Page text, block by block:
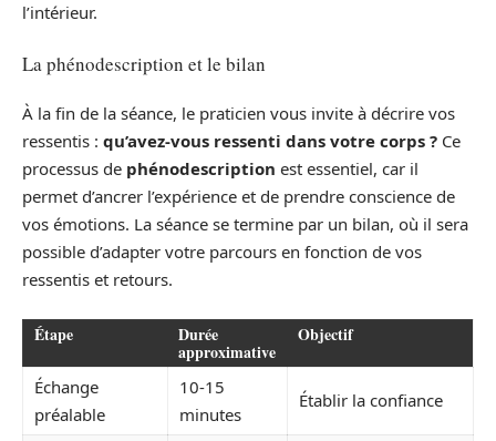
l’intérieur.
La phénodescription et le bilan
À la fin de la séance, le praticien vous invite à décrire vos
ressentis : qu’avez-vous ressenti dans votre corps ? Ce
processus de phénodescription est essentiel, car il
permet d’ancrer l’expérience et de prendre conscience de
vos émotions. La séance se termine par un bilan, où il sera
possible d’adapter votre parcours en fonction de vos
ressentis et retours.
Étape Durée
approximative
Objectif
Échange
préalable
10-15
minutes
Établir la confiance